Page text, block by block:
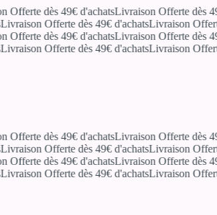
dès 49€ d'achatsLivraison Offerte dès 49€
Offerte dès 49€ d'achatsLivraison Offerte
dès 49€ d'achatsLivraison Offerte dès 49€
Offerte dès 49€ d'achatsLivraison Offerte
dès 49€ d'achatsLivraison Offerte dès 49€
Offerte dès 49€ d'achatsLivraison Offerte
dès 49€ d'achatsLivraison Offerte dès 49€
Offerte dès 49€ d'achatsLivraison Offerte